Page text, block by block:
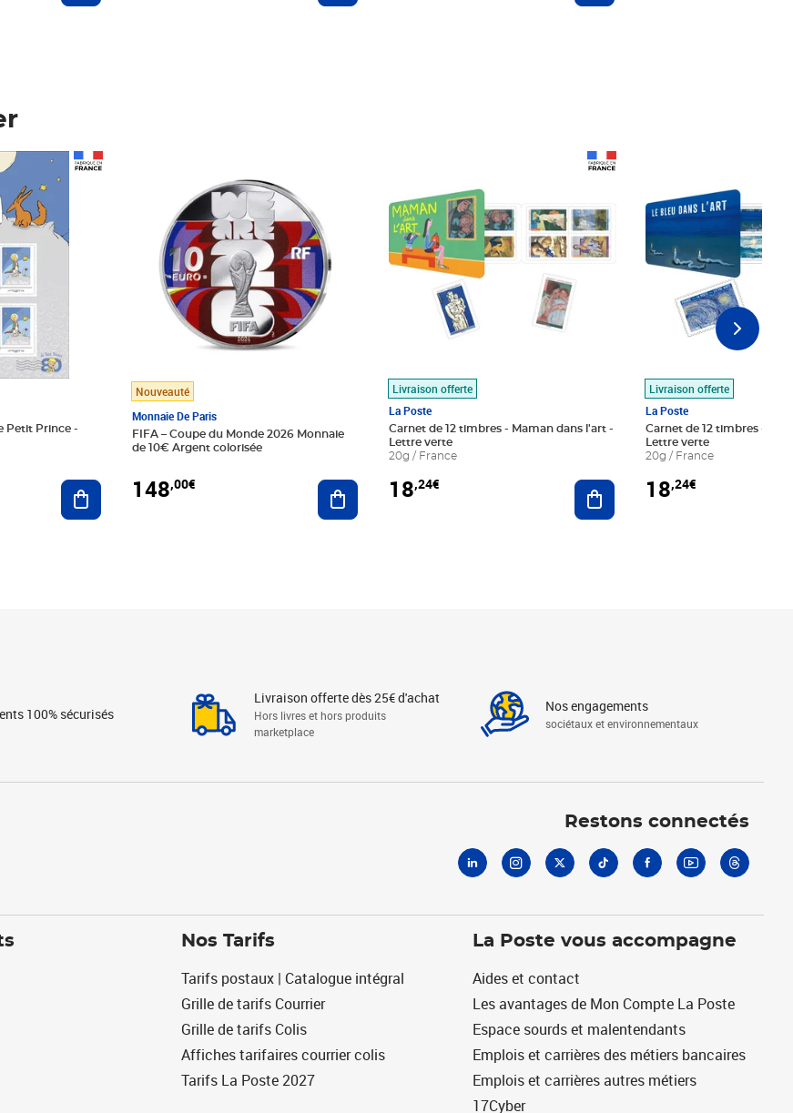
Petit Prince -
Ajouter au panier
Nouveauté
Monnaie De Paris
FIFA – Coupe du Monde 2026 Monnaie
de 10€ Argent colorisée
148,00€ Ajouter au panier
Livraison offerte
La Poste
Carnet de 12 timbres - Maman dans l'art -
Lettre verte
20g / France
18,24€ Ajouter au panier
Livraison offerte
La Poste
Carnet de 12 timbres - Le
Lettre verte
20g / France
18,24€
100% sécurisés
Livraison offerte dès 25€ d'achat
Hors livres et hors produits
marketplace
Nos engagements
sociétaux et environnementaux
Restons connectés
Nos Tarifs
Tarifs postaux | Catalogue intégral
Grille de tarifs Courrier
Grille de tarifs Colis
Affiches tarifaires courrier colis
Tarifs La Poste 2027
La Poste vous accompagne
Aides et contact
Les avantages de Mon Compte La Poste
Espace sourds et malentendants
Emplois et carrières des métiers bancaires
Emplois et carrières autres métiers
17Cyber